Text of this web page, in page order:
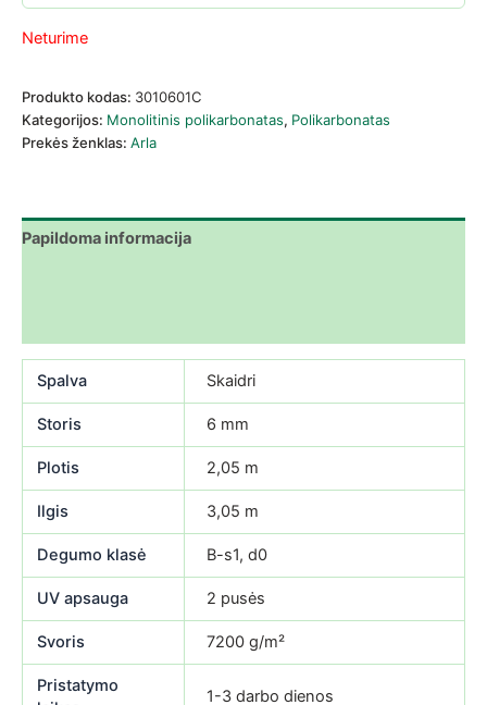
Neturime
Produkto kodas: 3010601C
Kategorijos: Monolitinis polikarbonatas, Polikarbonatas
Prekės ženklas: Arla
Papildoma informacija
Spalva Skaidri
Storis 6 mm
Plotis 2,05 m
Ilgis 3,05 m
Degumo klasė B-s1, d0
UV apsauga 2 pusės
Svoris 7200 g/m²
Pristatymo
1-3 darbo dienos